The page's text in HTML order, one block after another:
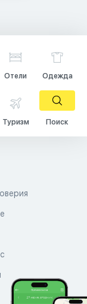
Отели Одежда
Туризм Поиск